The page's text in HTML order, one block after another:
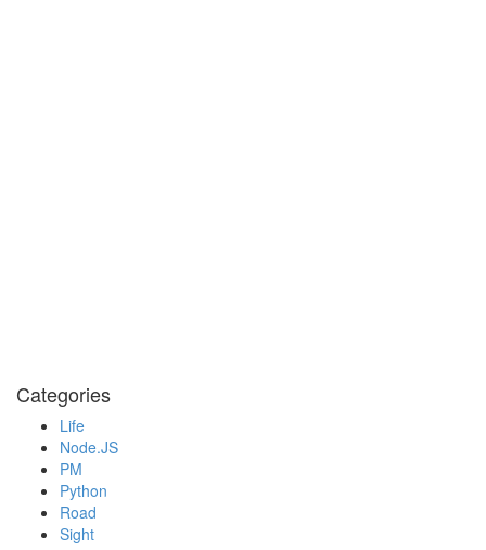
Categories
Life
Node.JS
PM
Python
Road
Sight